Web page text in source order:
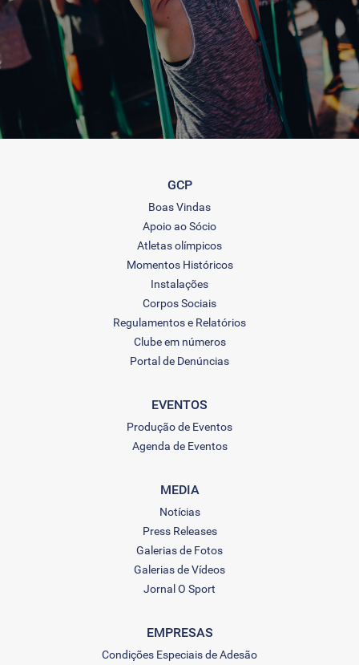
GCP
Boas Vindas
Apoio ao Sócio
Atletas olímpicos
Momentos Históricos
Instalações
Corpos Sociais
Regulamentos e Relatórios
Clube em números
Portal de Denúncias
EVENTOS
Produção de Eventos
Agenda de Eventos
MEDIA
Notícias
Press Releases
Galerias de Fotos
Galerias de Vídeos
Jornal O Sport
EMPRESAS
Condições Especiais de Adesão